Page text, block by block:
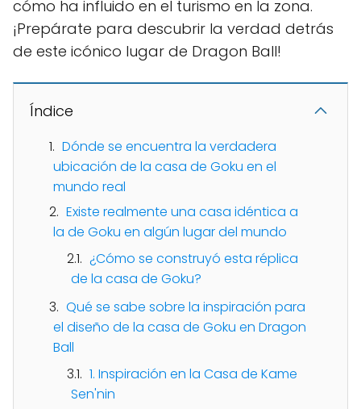
cómo ha influido en el turismo en la zona.
¡Prepárate para descubrir la verdad detrás
de este icónico lugar de Dragon Ball!
Índice
Dónde se encuentra la verdadera
ubicación de la casa de Goku en el
mundo real
Existe realmente una casa idéntica a
la de Goku en algún lugar del mundo
¿Cómo se construyó esta réplica
de la casa de Goku?
Qué se sabe sobre la inspiración para
el diseño de la casa de Goku en Dragon
Ball
1. Inspiración en la Casa de Kame
Sen'nin